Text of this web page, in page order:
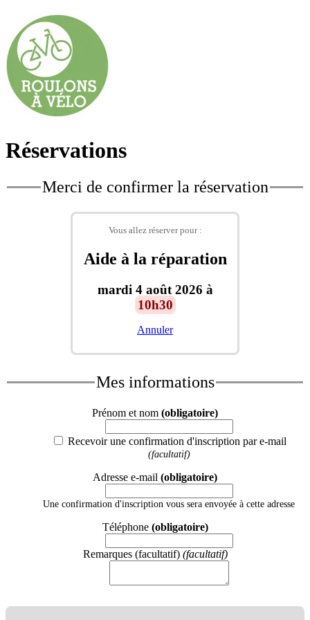
Réservations
Merci de confirmer la réservation
Vous allez réserver pour :
Aide à la réparation
mardi 4 août 2026 à
10h30
Annuler
Mes informations
Prénom et nom (obligatoire)
Recevoir une confirmation d'inscription par e-mail
(facultatif)
Adresse e-mail (obligatoire)
Une confirmation d'inscription vous sera envoyée à cette adresse
Téléphone (obligatoire)
Remarques (facultatif) (facultatif)